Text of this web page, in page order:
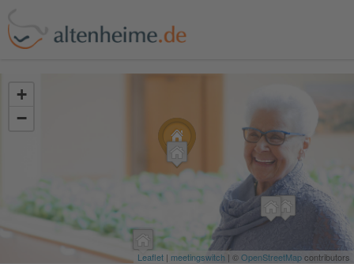
+
−
Leaflet | meetingswitch | ©OpenStreetMapcontributors